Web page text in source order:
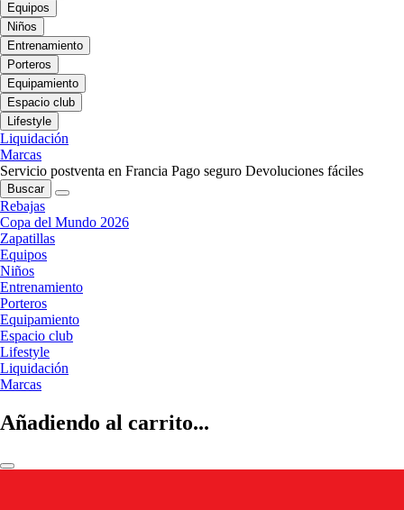
Equipos
Niños
Entrenamiento
Porteros
Equipamiento
Espacio club
Lifestyle
Liquidación
Marcas
Servicio postventa en Francia Pago seguro Devoluciones fáciles
Buscar
Rebajas
Copa del Mundo 2026
Zapatillas
Equipos
Niños
Entrenamiento
Porteros
Equipamiento
Espacio club
Lifestyle
Liquidación
Marcas
Añadiendo al carrito...